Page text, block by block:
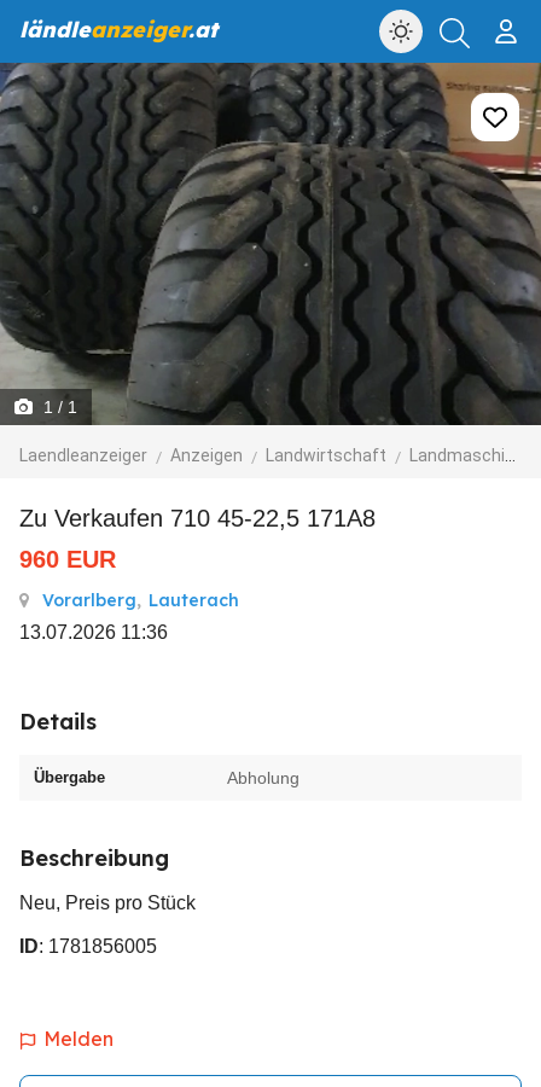
ländleanzeiger.at
1 / 1
Laendleanzeiger Anzeigen Landwirtschaft Landmaschinen & Zubehör
Zu Verkaufen 710 45-22,5 171A8
960 EUR
Vorarlberg, Lauterach
13.07.2026 11:36
Details
Übergabe Abholung
Beschreibung
Neu, Preis pro Stück
ID: 1781856005
Melden